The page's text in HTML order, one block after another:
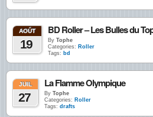
AOÛT
19 By Tophe
Categories: Roller
Tags: bd
JUIL
27
La Flamme Olympique
By Tophe
Categories: Roller
Tags: drafts